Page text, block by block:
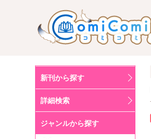
新刊から探す
詳細検索
ジャンルから探す